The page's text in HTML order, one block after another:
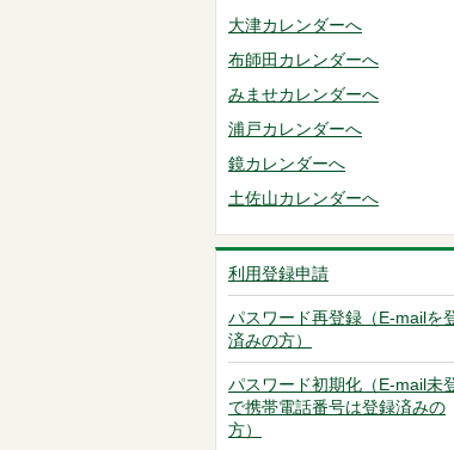
大津カレンダーへ
布師田カレンダーへ
みませカレンダーへ
浦戸カレンダーへ
鏡カレンダーへ
土佐山カレンダーへ
利用登録申請
パスワード再登録（E-mailを
済みの方）
パスワード初期化（E-mail未
で携帯電話番号は登録済みの
方）